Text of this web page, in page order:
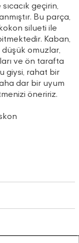
geçirin,
Bu parça,
silueti ile
Kaban,
omuzlar,
ve ön tarafta
giysi, rahat bir
dar bir uyum
öneririz.